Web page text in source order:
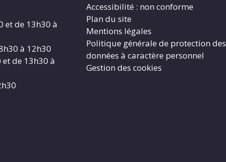
et de 13h30 à
à 12h30
et de 13h30 à
Accessibilité : non conforme
Plan du site
Mentions légales
Politique générale de protection des
données à caractère personnel
Gestion des cookies